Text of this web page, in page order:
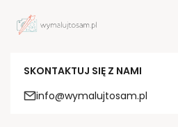
SKONTAKTUJ SIĘ Z NAMI
info@wymalujtosam.pl